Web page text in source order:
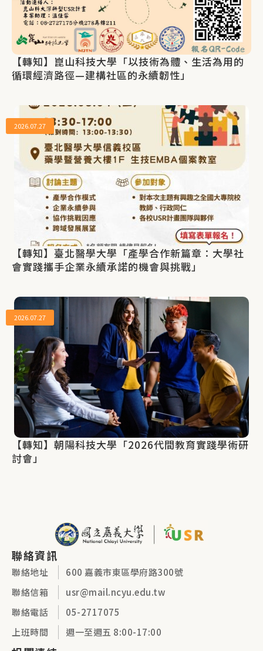
【轉知】崑山科技大學「以技術為體、生活為用的
循環經濟路徑—建構社區的永續韌性」
【轉知】臺北醫學大學「產學合作新篇章：大學社
會實踐攜手企業永續承諾的機會與挑戰」
2026.07.27
【轉知】朝陽科技大學「2026代間教育實踐學術研
討會」
2026.07.27
聯絡資訊
聯絡地址
600 嘉義市東區學府路300號
聯絡信箱
usr@mail.ncyu.edu.tw
聯絡電話
05-2717075
上班時間
週一至週五 8:00-17:00